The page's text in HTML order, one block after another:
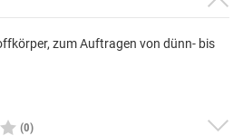
zum Auftragen von dünn- bis
(0)